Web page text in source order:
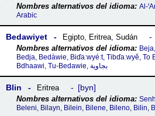
Al-
Arabic
Bedawiyet Egipto, Eritrea, Sudán
Bedja, Bedàwie, Biďaːwyéːt, Tibďaːwyě,
Bdhaawi, Tu-Bedawie, بجاوية
Blin Eritrea byn
Beleni, Bilayn, Bilein, Bilene, Bileno, Bilin,